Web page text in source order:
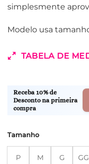
simplesmente
Modelo usa
TABELA DE
Receba 10% de
Desconto na primeira
compra
Tamanho
P M G GG